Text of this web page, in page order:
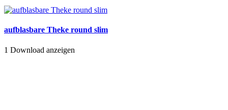
aufblasbare Theke round slim
1 Download anzeigen